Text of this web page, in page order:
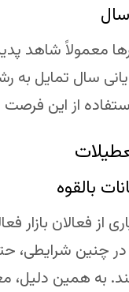
معمولاً
سال تمایل به
از این
بالقوه
از فعالان
چنین شرایطی،
به همین دلیل،